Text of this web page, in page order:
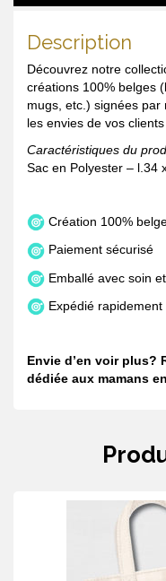
Description
Découvrez notre
créations 100% belges
mugs, etc.) signées par
les envies de vos clients
Caractéristiques du
Sac en Polyester – l.34
Création 100%
Paiement sécurisé
Emballé avec soin
Expédié rapidement
Envie d’en voir plus?
dédiée aux mamans en